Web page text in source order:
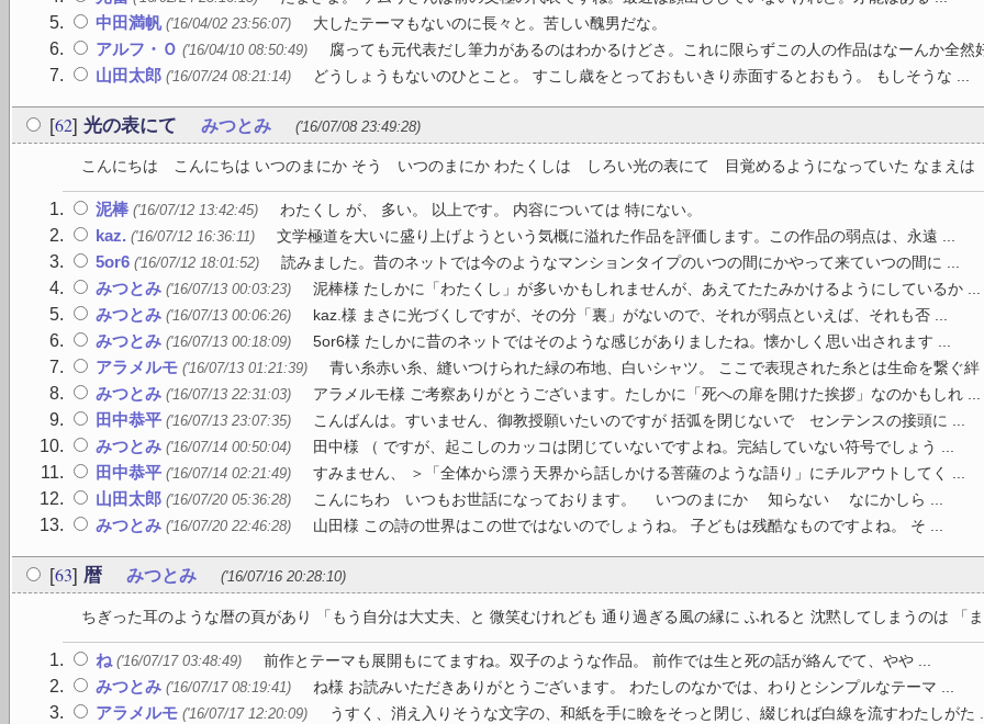
中田満帆 ('16/04/02 23:56:07) 大したテーマもないのに長々と。苦しい醜男だな。
アルフ・Ｏ ('16/04/10 08:50:49) 腐っても元代表だし筆力があるのはわかるけどさ。これに限らずこの人の作品はなーんか全然
山田太郎 ('16/07/24 08:21:14) どうしょうもないのひとこと。 すこし歳をとっておもいきり赤面するとおもう。 もしそうな ...
[62] 光の表にて みつとみ ('16/07/08 23:49:28)
こんにちは こんにちは いつのまにか そう いつのまにか わたくしは しろい光の表にて 目覚めるようになっていた なまえ
泥棒 ('16/07/12 13:42:45) わたくし が、 多い。 以上です。 内容については 特にない。
kaz. ('16/07/12 16:36:11) 文学極道を大いに盛り上げようという気概に溢れた作品を評価します。この作品の弱点は、永遠 ...
5or6 ('16/07/12 18:01:52) 読みました。昔のネットでは今のようなマンションタイプのいつの間にかやって来ていつの間に ...
みつとみ ('16/07/13 00:03:23) 泥棒様 たしかに「わたくし」が多いかもしれませんが、あえてたたみかけるようにしているか ...
みつとみ ('16/07/13 00:06:26) kaz.様 まさに光づくしですが、その分「裏」がないので、それが弱点といえば、それも否 ...
みつとみ ('16/07/13 00:18:09) 5or6様 たしかに昔のネットではそのような感じがありましたね。懐かしく思い出されます ...
アラメルモ ('16/07/13 01:21:39) 青い糸赤い糸、縫いつけられた緑の布地、白いシャツ。 ここで表現された糸とは生命を繋ぐ絆
みつとみ ('16/07/13 22:31:03) アラメルモ様 ご考察ありがとうございます。たしかに「死への扉を開けた挨拶」なのかもしれ ...
田中恭平 ('16/07/13 23:07:35) こんばんは。すいません、御教授願いたいのですが 括弧を閉じないで センテンスの接頭に ...
みつとみ ('16/07/14 00:50:04) 田中様 （ ですが、起こしのカッコは閉じていないですよね。完結していない符号でしょう ...
田中恭平 ('16/07/14 02:21:49) すみません、 ＞「全体から漂う天界から話しかける菩薩のような語り」にチルアウトしてく ...
山田太郎 ('16/07/20 05:36:28) こんにちわ いつもお世話になっております。 いつのまにか 知らない なにかしら ...
みつとみ ('16/07/20 22:46:28) 山田様 この詩の世界はこの世ではないのでしょうね。 子どもは残酷なものですよね。 そ ...
[63] 暦 みつとみ ('16/07/16 20:28:10)
ちぎった耳のような暦の頁があり 「もう自分は大丈夫、と 微笑むけれども 通り過ぎる風の縁に ふれると 沈黙してしまうのは 「
ね ('16/07/17 03:48:49) 前作とテーマも展開もにてますね。双子のような作品。 前作では生と死の話が絡んでて、やや ...
みつとみ ('16/07/17 08:19:41) ね様 お読みいただきありがとうございます。 わたしのなかでは、わりとシンプルなテーマ ...
アラメルモ ('16/07/17 12:20:09) うすく、消え入りそうな文字の、和紙を手に瞼をそっと閉じ、綴じれば白線を流すわたしがた